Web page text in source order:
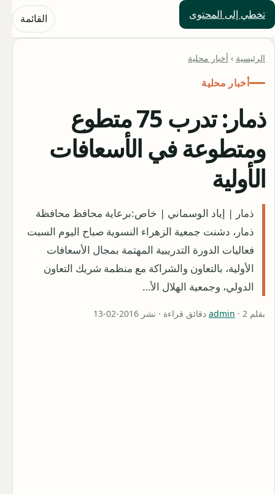
تخطي إلى المحتوى
حلول العالم القائمة
الرئيسية › أخبار محلية
أخبار محلية
ذمار: تدرب 75 متطوع
ومتطوعة في الأسعافات
الأولية
ذمار | إياد الوسماني | خاص:برعاية محافظ محافظة
ذمار، دشنت جمعية الزهراء النسوية صباح اليوم السبت
فعاليات الدورة التدريبية المهتمة بمجال الأسعافات
الأولية، بالتعاون والشراكة مع منظمة شريك التعاون
الدولي، وجمعية الهلال الأ…
بقلم admin · 2 دقائق قراءة · نشر 2016-02-13